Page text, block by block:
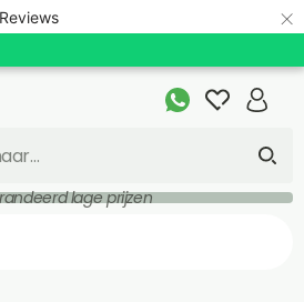
Reviews ×
lage prijzen